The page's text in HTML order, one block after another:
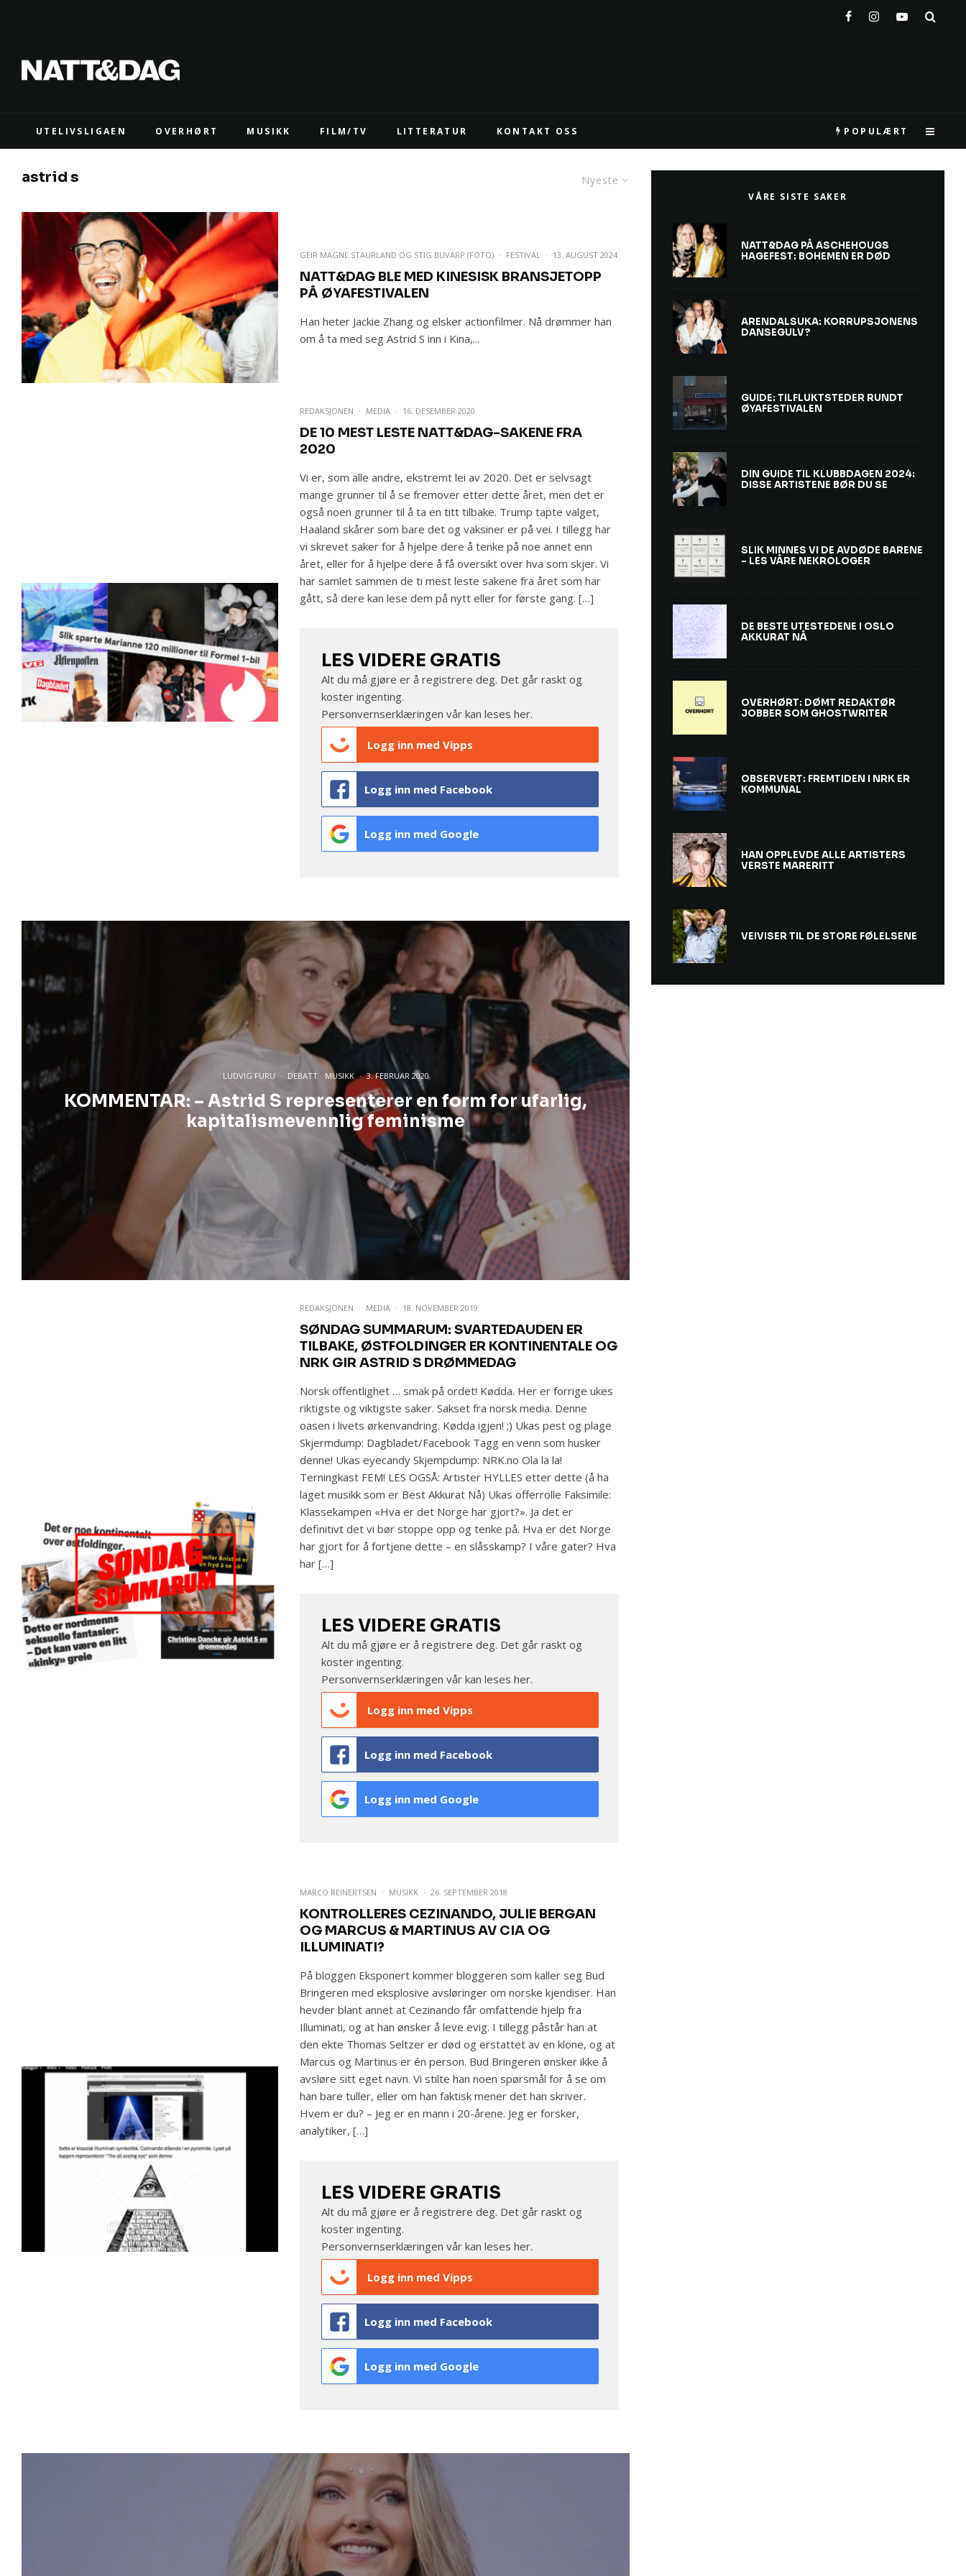
UTELIVSLIGAEN OVERHØRT MUSIKK FILM/TV LITTERATUR KONTAKT OSS POPULÆRT
Nyeste
astrid s
GEIR MAGNE STAURLAND OG STIG BUVARP (FOTO) · FESTIVAL · 13. AUGUST 2024
NATT&DAG BLE MED KINESISK BRANSJETOPP
PÅ ØYAFESTIVALEN
Han heter Jackie Zhang og elsker actionfilmer. Nå drømmer han
om å ta med seg Astrid S inn i Kina,...
REDAKSJONEN · MEDIA · 16. DESEMBER 2020
DE 10 MEST LESTE NATT&DAG-SAKENE FRA
2020
Vi er, som alle andre, ekstremt lei av 2020. Det er selvsagt
mange grunner til å se fremover etter dette året, men det er
også noen grunner til å ta en titt tilbake. Trump tapte valget,
Haaland skårer som bare det og vaksiner er på vei. I tillegg har
vi skrevet saker for å hjelpe dere å tenke på noe annet enn
året, eller for å hjelpe dere å få oversikt over hva som skjer. Vi
har samlet sammen de ti mest leste sakene fra året som har
gått, så dere kan lese dem på nytt eller for første gang. […]
LES VIDERE GRATIS
Alt du må gjøre er å registrere deg. Det går raskt og
koster ingenting.
Personvernserklæringen vår kan lesesher.
Logg inn med Vipps
Logg inn med Facebook
Logg inn med Google
LUDVIG FURU · DEBATT MUSIKK · 3. FEBRUAR 2020
KOMMENTAR: – Astrid S representerer en form for ufarlig,
kapitalismevennlig feminisme
REDAKSJONEN · MEDIA · 18. NOVEMBER 2019
SØNDAG SUMMARUM: SVARTEDAUDEN ER
TILBAKE, ØSTFOLDINGER ER KONTINENTALE OG
NRK GIR ASTRID S DRØMMEDAG
Norsk offentlighet … smak på ordet! Kødda. Her er forrige ukes
riktigste og viktigste saker. Sakset fra norsk media. Denne
oasen i livets ørkenvandring. Kødda igjen! ;) Ukas pest og plage
Skjermdump: Dagbladet/Facebook Tagg en venn som husker
denne! Ukas eyecandy Skjempdump: NRK.no Ola la la!
Terningkast FEM! LES OGSÅ: Artister HYLLES etter dette (å ha
laget musikk som er Best Akkurat Nå) Ukas offerrolle Faksimile:
Klassekampen «Hva er det Norge har gjort?». Ja det er
definitivt det vi bør stoppe opp og tenke på. Hva er det Norge
har gjort for å fortjene dette – en slåsskamp? I våre gater? Hva
har […]
LES VIDERE GRATIS
Alt du må gjøre er å registrere deg. Det går raskt og
koster ingenting.
Personvernserklæringen vår kan lesesher.
Logg inn med Vipps
Logg inn med Facebook
Logg inn med Google
MARCO REINERTSEN · MUSIKK · 26. SEPTEMBER 2018
KONTROLLERES CEZINANDO, JULIE BERGAN
OG MARCUS & MARTINUS AV CIA OG
ILLUMINATI?
På bloggen Eksponert kommer bloggeren som kaller seg Bud
Bringeren med eksplosive avsløringer om norske kjendiser. Han
hevder blant annet at Cezinando får omfattende hjelp fra
Illuminati, og at han ønsker å leve evig. I tillegg påstår han at
den ekte Thomas Seltzer er død og erstattet av en klone, og at
Marcus og Martinus er én person. Bud Bringeren ønsker ikke å
avsløre sitt eget navn. Vi stilte han noen spørsmål for å se om
han bare tuller, eller om han faktisk mener det han skriver.
Hvem er du? – Jeg er en mann i 20-årene. Jeg er forsker,
analytiker, […]
LES VIDERE GRATIS
Alt du må gjøre er å registrere deg. Det går raskt og
koster ingenting.
Personvernserklæringen vår kan lesesher.
Logg inn med Vipps
Logg inn med Facebook
Logg inn med Google
VÅRE SISTE SAKER
NATT&DAG PÅ ASCHEHOUGS
HAGEFEST: BOHEMEN ER DØD
ARENDALSUKA: KORRUPSJONENS
DANSEGULV?
GUIDE: TILFLUKTSTEDER RUNDT
ØYAFESTIVALEN
DIN GUIDE TIL KLUBBDAGEN 2024:
DISSE ARTISTENE BØR DU SE
SLIK MINNES VI DE AVDØDE BARENE
– LES VÅRE NEKROLOGER
DE BESTE UTESTEDENE I OSLO
AKKURAT NÅ
OVERHØRT: DØMT REDAKTØR
JOBBER SOM GHOSTWRITER
OBSERVERT: FREMTIDEN I NRK ER
KOMMUNAL
HAN OPPLEVDE ALLE ARTISTERS
VERSTE MARERITT
VEIVISER TIL DE STORE FØLELSENE